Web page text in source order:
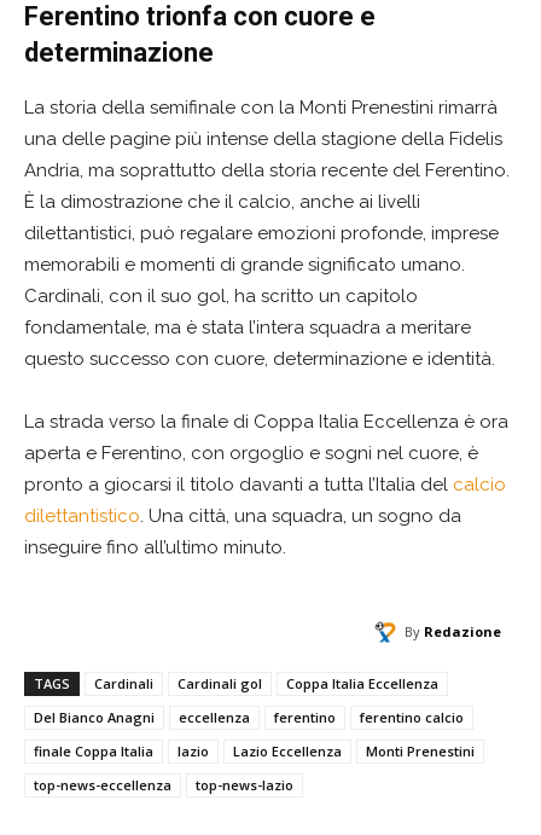
Ferentino trionfa con cuore e
determinazione
La storia della semifinale con la Monti Prenestini rimarrà
una delle pagine più intense della stagione della Fidelis
Andria, ma soprattutto della storia recente del Ferentino.
È la dimostrazione che il calcio, anche ai livelli
dilettantistici, può regalare emozioni profonde, imprese
memorabili e momenti di grande significato umano.
Cardinali, con il suo gol, ha scritto un capitolo
fondamentale, ma è stata l’intera squadra a meritare
questo successo con cuore, determinazione e identità.
La strada verso la finale di Coppa Italia Eccellenza è ora
aperta e Ferentino, con orgoglio e sogni nel cuore, è
pronto a giocarsi il titolo davanti a tutta l’Italia del calcio
dilettantistico. Una città, una squadra, un sogno da
inseguire fino all’ultimo minuto.
By Redazione
TAGS Cardinali Cardinali gol
Coppa Italia Eccellenza
Del Bianco Anagni
eccellenza ferentino
ferentino calcio
finale Coppa Italia
lazio Lazio Eccellenza
Monti Prenestini
top-news-eccellenza
top-news-lazio